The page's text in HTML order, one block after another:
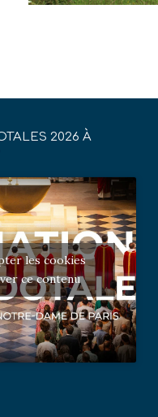
2026 À
les cookies
ce contenu